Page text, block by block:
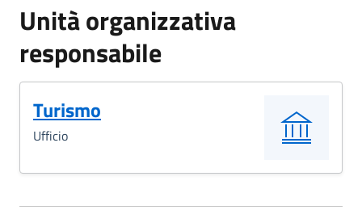
Unità organizzativa
responsabile
Turismo
Ufficio